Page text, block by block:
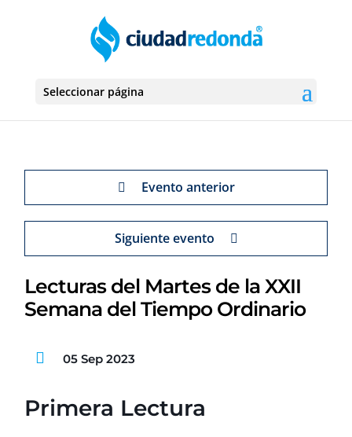
Seleccionar página
Evento anterior
Siguiente evento
Lecturas del Martes de la XXII
Semana del Tiempo Ordinario
05 Sep 2023
Primera Lectura